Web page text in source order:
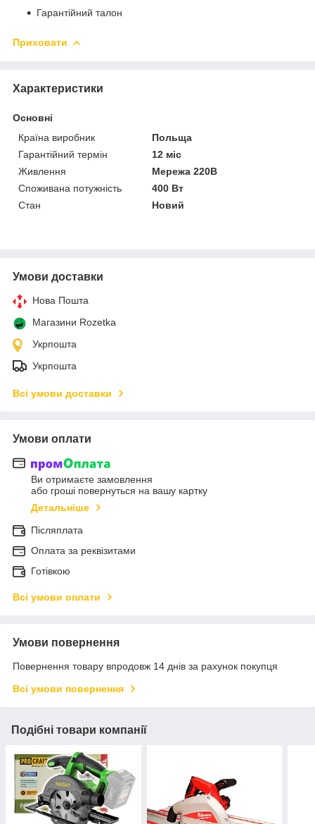
Гарантійний талон
Приховати
Характеристики
Основні
Країна виробник
Польща
Гарантійний термін
12 міс
Живлення
Мережа 220В
Споживана потужність
400 Вт
Стан
Новий
Умови доставки
Нова Пошта
Магазини Rozetka
Укрпошта
Укрпошта
Всі умови доставки
Умови оплати
Ви отримаєте замовлення
або гроші повернуться на вашу картку
Детальніше
Післяплата
Оплата за реквізитами
Готівкою
Всі умови оплати
Умови повернення
Повернення товару впродовж 14 днів за рахунок покупця
Всі умови повернення
Подібні товари компанії